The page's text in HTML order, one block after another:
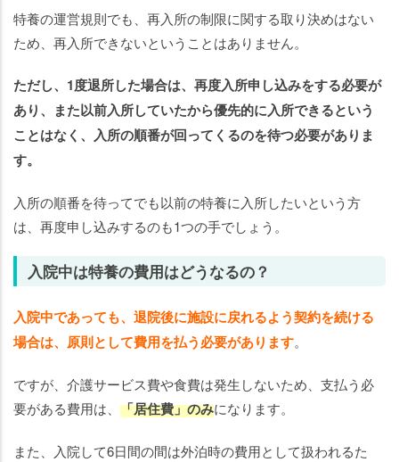
特養の運営規則でも、再入所の制限に関する取り決めはない
ため、再入所できないということはありません。
ただし、1度退所した場合は、再度入所申し込みをする必要が
あり、また以前入所していたから優先的に入所できるという
ことはなく、入所の順番が回ってくるのを待つ必要がありま
す。
入所の順番を待ってでも以前の特養に入所したいという方
は、再度申し込みするのも1つの手でしょう。
入院中は特養の費用はどうなるの？
入院中であっても、退院後に施設に戻れるよう契約を続ける
場合は、原則として費用を払う必要があります。
ですが、介護サービス費や食費は発生しないため、支払う必
要がある費用は、 「居住費」のみになります。
また、入院して6日間の間は外泊時の費用として扱われるた